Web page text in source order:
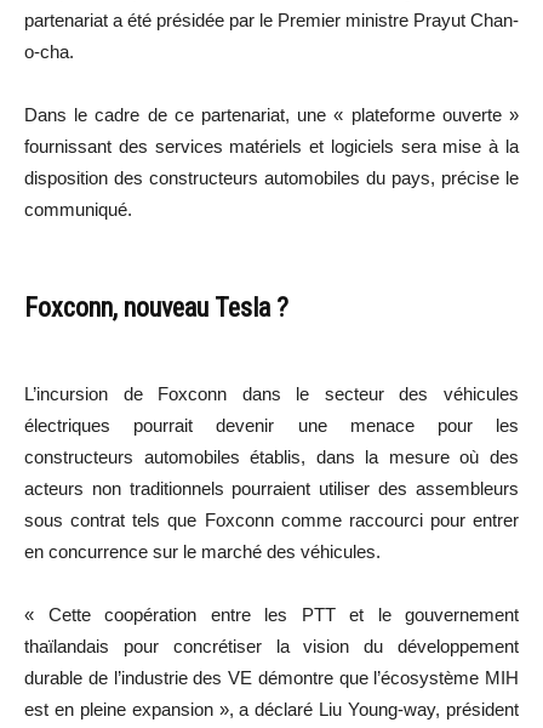
partenariat a été présidée par le Premier ministre Prayut Chan-
o-cha.
Dans le cadre de ce partenariat, une « plateforme ouverte »
fournissant des services matériels et logiciels sera mise à la
disposition des constructeurs automobiles du pays, précise le
communiqué.
Foxconn, nouveau Tesla ?
L’incursion de Foxconn dans le secteur des véhicules
électriques pourrait devenir une menace pour les
constructeurs automobiles établis, dans la mesure où des
acteurs non traditionnels pourraient utiliser des assembleurs
sous contrat tels que Foxconn comme raccourci pour entrer
en concurrence sur le marché des véhicules.
« Cette coopération entre les PTT et le gouvernement
thaïlandais pour concrétiser la vision du développement
durable de l’industrie des VE démontre que l’écosystème MIH
est en pleine expansion », a déclaré Liu Young-way, président